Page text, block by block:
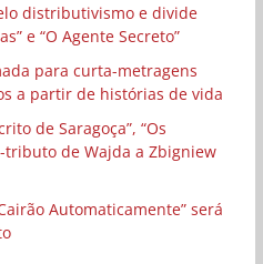
distributivismo e divide
e “O Agente Secreto”
para curta-metragens
a partir de histórias de vida
de Saragoça”, “Os
tributo de Wajda a Zbigniew
Automaticamente” será